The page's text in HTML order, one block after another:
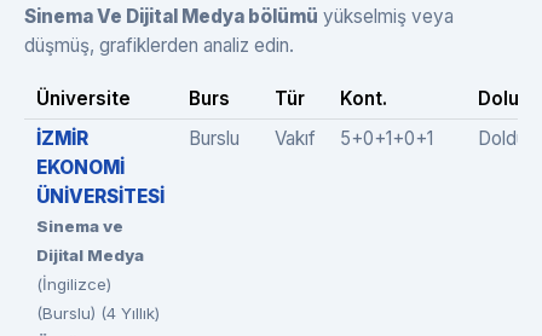
Sinema Ve Dijital Medya bölümü yükselmiş veya
düşmüş, grafiklerden analiz edin.
Üniversite Burs Tür Kont.
İZMİR
EKONOMİ
ÜNİVERSİTESİ
Sinema ve
Dijital Medya
(İngilizce)
(Burslu) (4 Yıllık)
Burslu Vakıf 5+0+1+0+1 Doldu#